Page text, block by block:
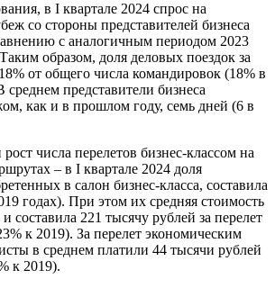
в I квартале 2024 спрос на
со стороны представителей бизнеса
с аналогичным периодом 2023
образом, доля деловых поездок за
от общего числа командировок (18% в
представители бизнеса
как и в прошлом году, семь дней (6 в
числа перелетов бизнес-классом на
– в I квартале 2024 доля
в салон бизнес-класса, составила
годах). При этом их средняя стоимость
составила 221 тысячу рублей за перелет
к 2019). За перелет экономическим
в среднем платили 44 тысячи рублей
к 2019).